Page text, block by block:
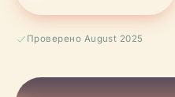
Проверено August 2025